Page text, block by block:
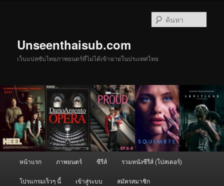
Unseenthaisub.com
เว็บแปลซับไทยภาพยนตร์ที่ไม่ได้เข้าฉายในประเทศไทย
หน้าแรก ภาพยนตร์ ซีรีส์ รวมหนังซีรีส์ (โปสเตอร์)
โปรแกรมเร็วๆ นี้ เข้าสู่ระบบ สมัครสมาชิก